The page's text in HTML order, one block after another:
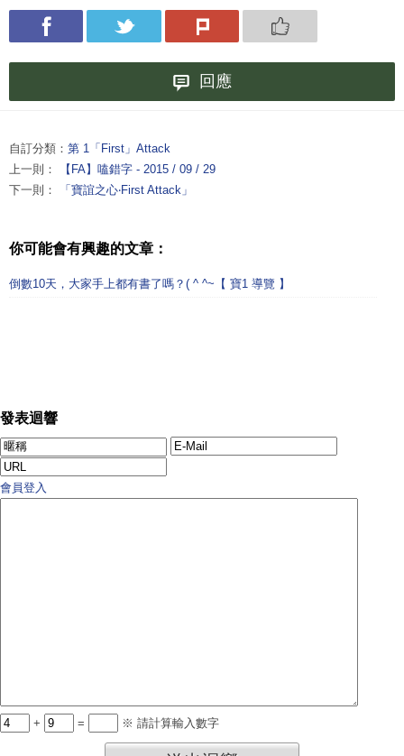
回應
自訂分類： 第 1「First」Attack
上一則：
【FA】嗑錯字 - 2015 / 09 / 29
下一則：
「寶誼之心‧First Attack」
你可能會有興趣的文章：
倒數10天，大家手上都有書了嗎？( ^ ^~【 寶1 導覽 】
發表迴響
會員登入
+ = ※ 請計算輸入數字